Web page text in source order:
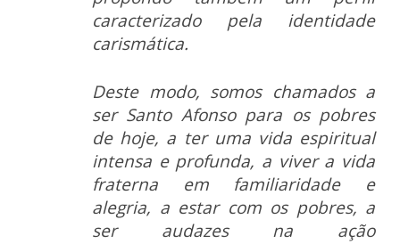
caracterizado pela identidade
carismática.
Deste modo, somos chamados a
ser Santo Afonso para os pobres
de hoje, a ter uma vida espiritual
intensa e profunda, a viver a vida
fraterna em familiaridade e
alegria, a estar com os pobres, a
ser audazes na ação